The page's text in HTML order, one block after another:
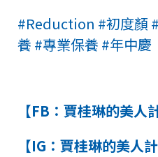
#Reduction #初度顏
養 #專業保養 #年中慶
【FB：賈桂琳的美人計
【IG：賈桂琳的美人計